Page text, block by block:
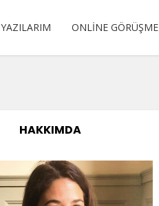
YAZILARIM ONLINE GÖRÜŞME
HAKKIMDA